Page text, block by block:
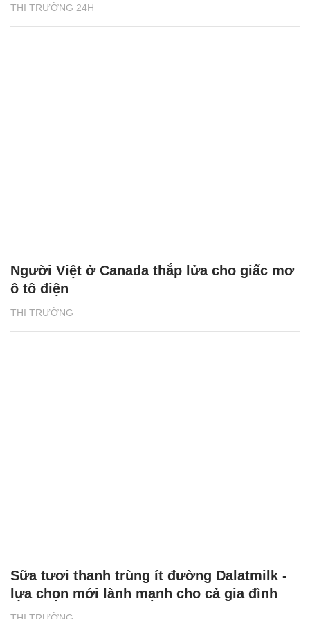
THỊ TRƯỜNG 24H
THỊ TRƯỜNG
Người Việt ở Canada thắp lửa cho giấc mơ
ô tô điện
Sữa tươi thanh trùng ít đường Dalatmilk -
lựa chọn mới lành mạnh cho cả gia đình